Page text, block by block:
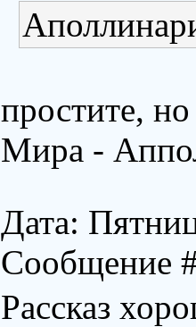
простите,
Мира -
Дата:
Сообщение
Рассказ